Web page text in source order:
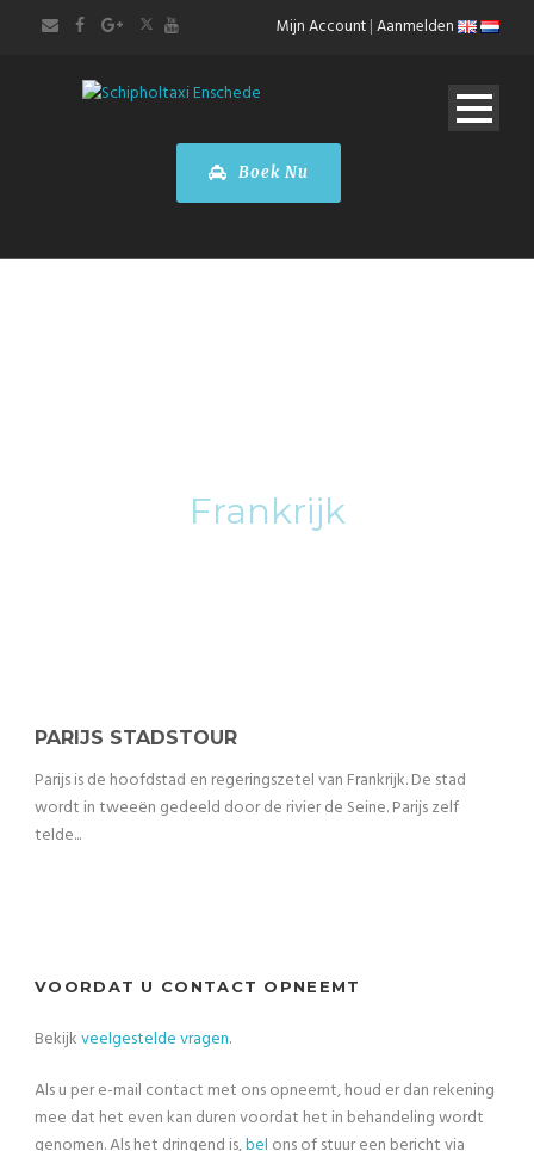
Mijn Account|Aanmelden
Boek Nu
Frankrijk
PARIJS STADSTOUR
Parijs is de hoofdstad en regeringszetel van Frankrijk. De stad
wordt in tweeën gedeeld door de rivier de Seine. Parijs zelf
telde...
VOORDAT U CONTACT OPNEEMT
Bekijkveelgestelde vragen.
Als u per e-mail contact met ons opneemt, houd er dan rekening
mee dat het even kan duren voordat het in behandeling wordt